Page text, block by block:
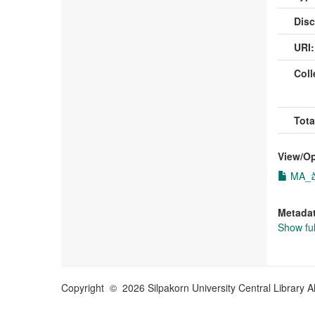
URI:
View/
MA_
Show
Copyright © 2026 Silpakorn University Central Library